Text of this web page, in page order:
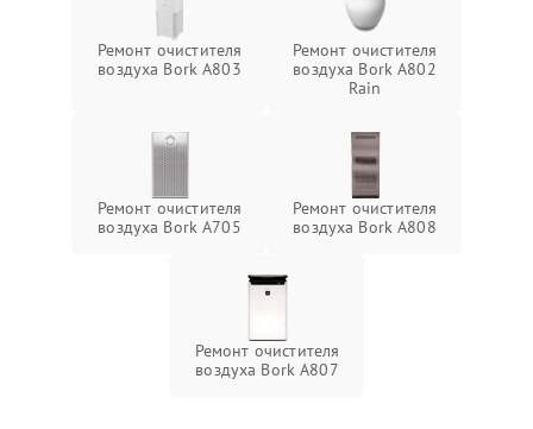
Ремонт очистителя
воздуха Bork A803
Ремонт очистителя
воздуха Bork A802
Rain
Ремонт очистителя
воздуха Bork А705
Ремонт очистителя
воздуха Bork А808
Ремонт очистителя
воздуха Bork А807